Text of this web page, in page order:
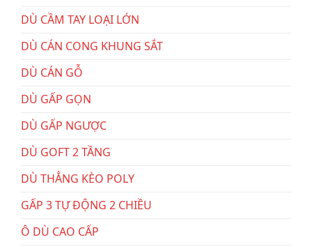
DÙ CẦM TAY LOẠI LỚN
DÙ CÁN CONG KHUNG SẮT
DÙ CÁN GỖ
DÙ GẤP GỌN
DÙ GẤP NGƯỢC
DÙ GOFT 2 TẦNG
DÙ THẲNG KÈO POLY
GẤP 3 TỰ ĐỘNG 2 CHIỀU
Ô DÙ CAO CẤP